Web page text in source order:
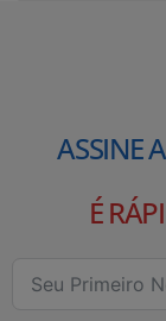
ASSINE
É